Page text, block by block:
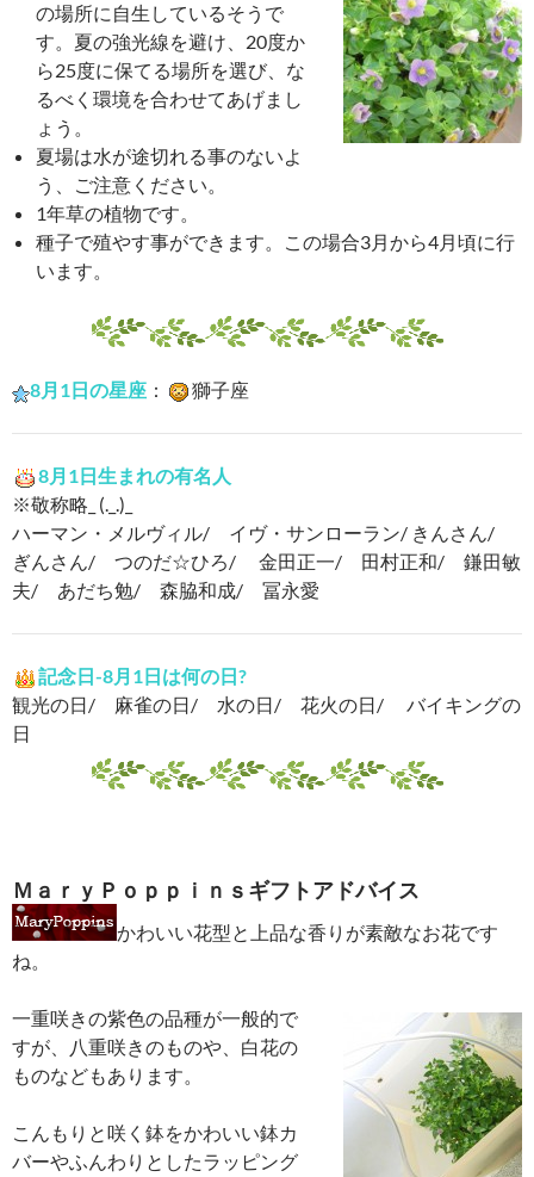
の場所に自生しているそうで
す。夏の強光線を避け、20度か
ら25度に保てる場所を選び、な
るべく環境を合わせてあげまし
ょう。
夏場は水が途切れる事のないよ
う、ご注意ください。
1年草の植物です。
種子で殖やす事ができます。この場合3月から4月頃に行
います。
8月1日の星座 ： 獅子座
8月1日生まれの有名人
※敬称略_ (._.)_
ハーマン・メルヴィル/ イヴ・サンローラン/ きんさん/
ぎんさん/ つのだ☆ひろ/ 金田正一/ 田村正和/ 鎌田敏
夫/ あだち勉/ 森脇和成/ 冨永愛
記念日-8月1日は何の日?
観光の日/ 麻雀の日/ 水の日/ 花火の日/ バイキングの
日
ＭａｒｙＰｏｐｐｉｎｓギフトアドバイス
かわいい花型と上品な香りが素敵なお花です
ね。
一重咲きの紫色の品種が一般的で
すが、八重咲きのものや、白花の
ものなどもあります。
こんもりと咲く鉢をかわいい鉢カ
バーやふんわりとしたラッピング